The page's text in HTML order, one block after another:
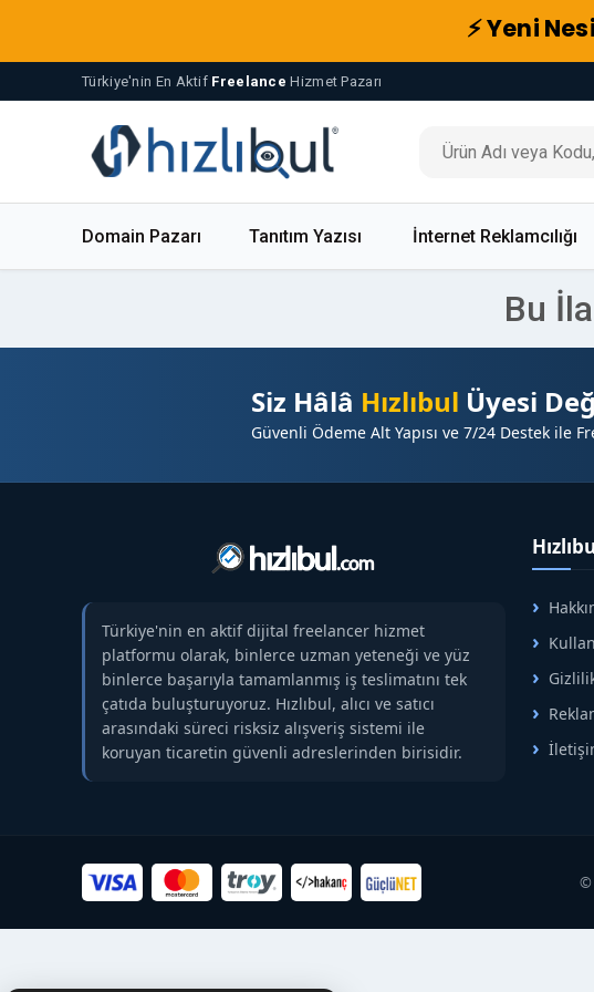
⚡ Yeni
Türkiye'nin En Aktif Freelance Hizmet Pazarı
Domain Pazarı Tanıtım Yazısı İnternet Reklamcılığı
Bu
Siz Hâlâ Hızlıbul Üyesi
Güvenli Ödeme Alt Yapısı ve 7/24 Destek ile
Türkiye'nin en aktif dijital freelancer hizmet
platformu olarak, binlerce uzman yeteneği ve yüz
binlerce başarıyla tamamlanmış iş teslimatını tek
çatıda buluşturuyoruz. Hızlıbul, alıcı ve satıcı
arasındaki süreci risksiz alışveriş sistemi ile
koruyan ticaretin güvenli adreslerinden birisidir.
©